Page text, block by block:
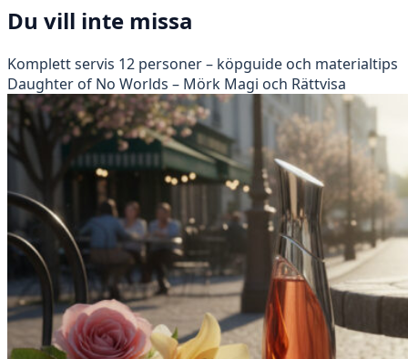
Du vill inte missa
Komplett servis 12 personer – köpguide och materialtips
Daughter of No Worlds – Mörk Magi och Rättvisa